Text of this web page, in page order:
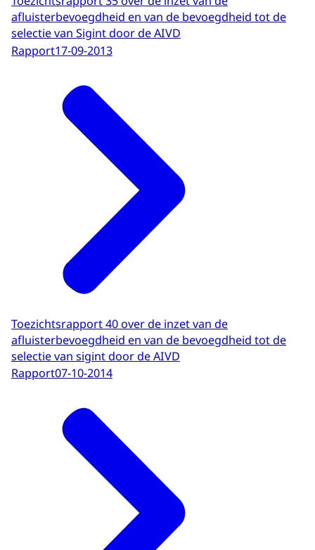
afluisterbevoegdheid en van de bevoegdheid tot de
selectie van Sigint door de AIVD
Rapport17-09-2013
Toezichtsrapport 40 over de inzet van de
afluisterbevoegdheid en van de bevoegdheid tot de
selectie van sigint door de AIVD
Rapport07-10-2014